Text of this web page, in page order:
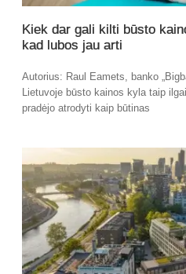
Kiek dar gali kilti būsto
kad lubos jau arti
Autorius: Raul Eamets, banko
Lietuvoje būsto kainos kyla taip
pradėjo atrodyti kaip būtinas